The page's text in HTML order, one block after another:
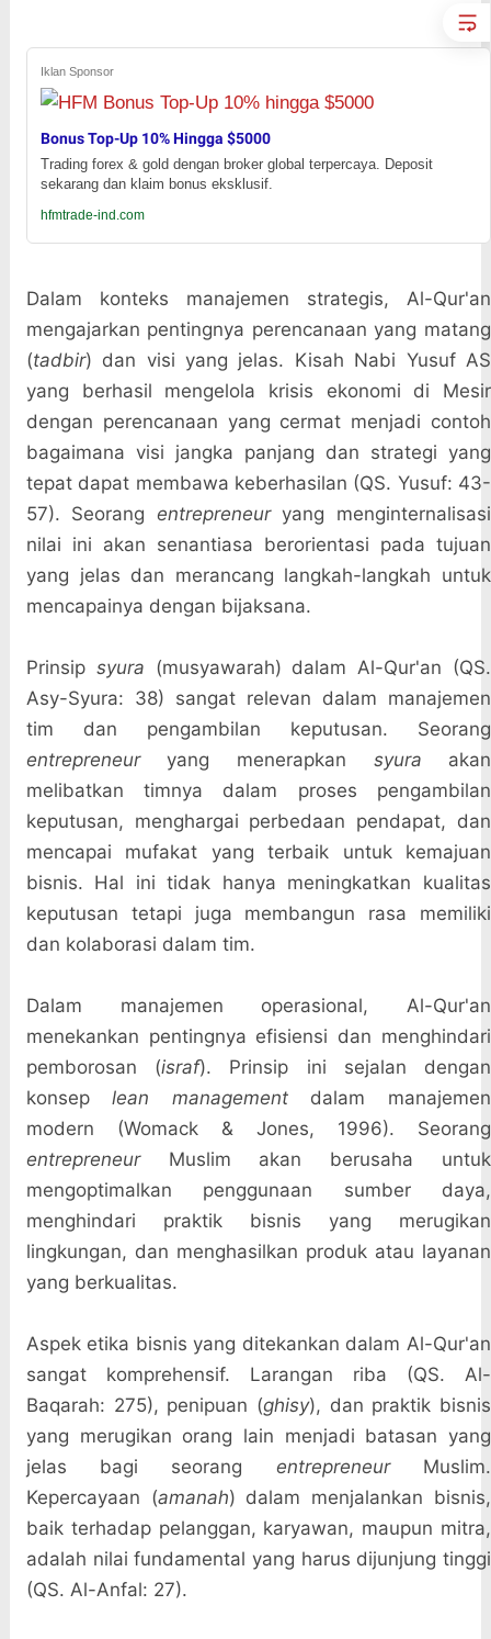
Iklan Sponsor
Bonus Top-Up 10% Hingga $5000
Trading forex & gold dengan broker global terpercaya. Deposit
sekarang dan klaim bonus eksklusif.
hfmtrade-ind.com
Dalam konteks manajemen strategis, Al-Qur'an
mengajarkan pentingnya perencanaan yang matang
(tadbir) dan visi yang jelas. Kisah Nabi Yusuf AS
yang berhasil mengelola krisis ekonomi di Mesir
dengan perencanaan yang cermat menjadi contoh
bagaimana visi jangka panjang dan strategi yang
tepat dapat membawa keberhasilan (QS. Yusuf: 43-
57). Seorang entrepreneuryang menginternalisasi
nilai ini akan senantiasa berorientasi pada tujuan
yang jelas dan merancang langkah-langkah untuk
mencapainya dengan bijaksana.
Prinsip syura (musyawarah) dalam Al-Qur'an (QS.
Asy-Syura: 38) sangat relevan dalam manajemen
tim dan pengambilan keputusan. Seorang
entrepreneuryang menerapkan syura akan
melibatkan timnya dalam proses pengambilan
keputusan, menghargai perbedaan pendapat, dan
mencapai mufakat yang terbaik untuk kemajuan
bisnis. Hal ini tidak hanya meningkatkan kualitas
keputusan tetapi juga membangun rasa memiliki
dan kolaborasi dalam tim.
Dalam manajemen operasional, Al-Qur'an
menekankan pentingnya efisiensi dan menghindari
pemborosan (israf). Prinsip ini sejalan dengan
konseplean managementdalam manajemen
modern (Womack & Jones, 1996). Seorang
entrepreneurMuslim akan berusaha untuk
mengoptimalkan penggunaan sumber daya,
menghindari praktik bisnis yang merugikan
lingkungan, dan menghasilkan produk atau layanan
yang berkualitas.
Aspek etika bisnis yang ditekankan dalam Al-Qur'an
sangat komprehensif. Larangan riba (QS. Al-
Baqarah: 275), penipuan (ghisy), dan praktik bisnis
yang merugikan orang lain menjadi batasan yang
jelas bagi seorang entrepreneurMuslim.
Kepercayaan (amanah) dalam menjalankan bisnis,
baik terhadap pelanggan, karyawan, maupun mitra,
adalah nilai fundamental yang harus dijunjung tinggi
(QS. Al-Anfal: 27).